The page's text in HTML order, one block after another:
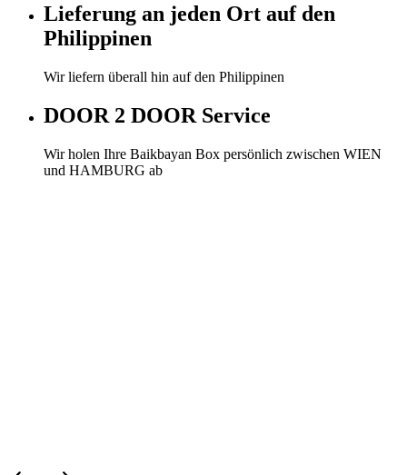
Lieferung an jeden Ort auf den
Philippinen
Wir liefern überall hin auf den Philippinen
DOOR 2 DOOR Service
Wir holen Ihre Baikbayan Box persönlich zwischen WIEN
und HAMBURG ab